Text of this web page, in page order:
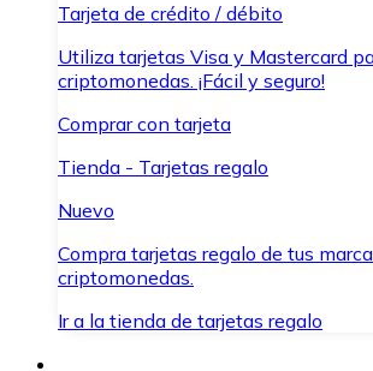
Tarjeta de crédito / débito
Utiliza tarjetas Visa y Mastercard
criptomonedas. ¡Fácil y seguro!
Comprar con tarjeta
Tienda - Tarjetas regalo
Nuevo
Compra tarjetas regalo de tus
criptomonedas.
Ir a la tienda de tarjetas regalo